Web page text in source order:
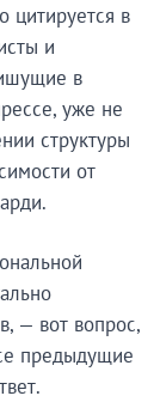
цитируется в
и
в
уже не
структуры
от
— вот вопрос,
предыдущие